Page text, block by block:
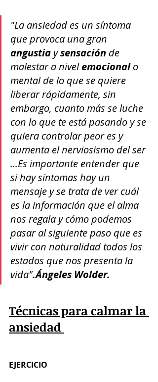
"La ansiedad es un síntoma
que provoca una gran
angustia y sensación de
malestar a nivel emocional o
mental de lo que se quiere
liberar rápidamente, sin
embargo, cuanto más se luche
con lo que te está pasando y se
quiera controlar peor es y
aumenta el nerviosismo del ser
...Es importante entender que
si hay síntomas hay un
mensaje y se trata de ver cuál
es la información que el alma
nos regala y cómo podemos
pasar al siguiente paso que es
vivir con naturalidad todos los
estados que nos presenta la
vida".Ángeles Wolder.
Técnicas para calmar la
ansiedad
EJERCICIO